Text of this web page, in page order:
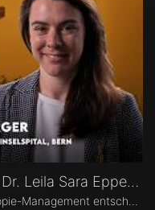
KI im Myopie-Management – Dr. Leila Sara Eppenberger